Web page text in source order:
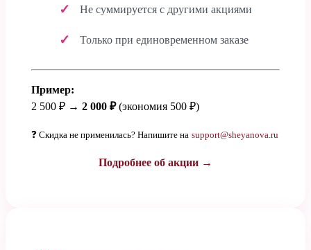
Не суммируется с другими акциями
Только при единовременном заказе
Пример:
2 500 ₽ → 2 000 ₽(экономия 500 ₽)
❓ Скидка не применилась? Напишите на support@sheyanova.ru
Подробнее об акции →